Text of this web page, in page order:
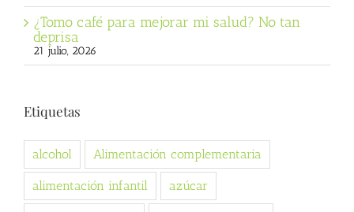
¿Tomo café para mejorar mi salud? No tan
deprisa
21 julio, 2026
Etiquetas
alcohol Alimentación complementaria
alimentación infantil azúcar